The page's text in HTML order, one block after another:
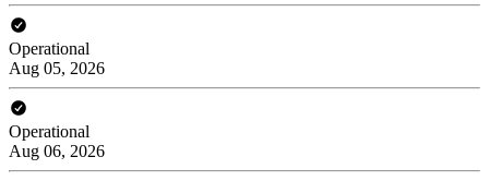
Operational
Aug 05, 2026
Operational
Aug 06, 2026